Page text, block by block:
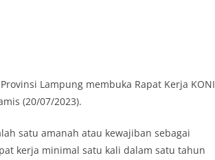
Lampung membuka Rapat Kerja KONI
(20/07/2023).
satu amanah atau kewajiban sebagai
kerja minimal satu kali dalam satu tahun